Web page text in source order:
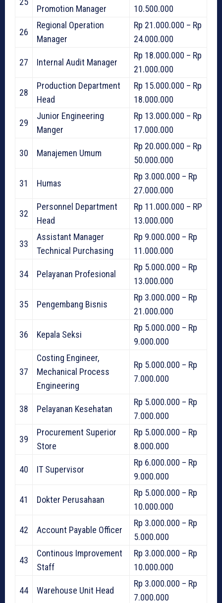
Promotion Manager 10.500.000
26
Regional Operation
Manager
Rp 21.000.000 – Rp
24.000.000
27 Internal Audit Manager
Rp 18.000.000 – Rp
21.000.000
28
Production Department
Head
Rp 15.000.000 – Rp
18.000.000
29
Junior Engineering
Manger
Rp 13.000.000 – Rp
17.000.000
30 Manajemen Umum
Rp 20.000.000 – Rp
50.000.000
31 Humas
Rp 3.000.000 – Rp
27.000.000
32
Personnel Department
Head
Rp 11.000.000 – RP
13.000.000
33
Assistant Manager
Technical Purchasing
Rp 9.000.000 – Rp
11.000.000
34 Pelayanan Profesional
Rp 5.000.000 – Rp
13.000.000
35 Pengembang Bisnis
Rp 3.000.000 – Rp
21.000.000
36 Kepala Seksi
Rp 5.000.000 – Rp
9.000.000
37
Costing Engineer,
Mechanical Process
Engineering
Rp 5.000.000 – Rp
7.000.000
38 Pelayanan Kesehatan
Rp 5.000.000 – Rp
7.000.000
39
Procurement Superior
Store
Rp 5.000.000 – Rp
8.000.000
40 IT Supervisor
Rp 6.000.000 – Rp
9.000.000
41 Dokter Perusahaan
Rp 5.000.000 – Rp
10.000.000
42 Account Payable Officer
Rp 3.000.000 – Rp
5.000.000
43
Continous Improvement
Staff
Rp 3.000.000 – Rp
10.000.000
44 Warehouse Unit Head
Rp 3.000.000 – Rp
7.000.000